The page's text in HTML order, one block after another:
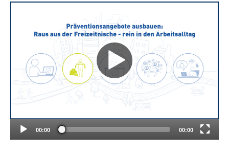
Language
Inhalte in Gebärdensprache (DGS)
Leichte Sprache
Mein Kundenportal
00:00 00:00